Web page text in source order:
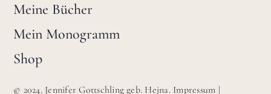
Meine Bücher
Mein Monogramm
Shop
© 2024. Jennifer Gottschling geb. Hejna. Impressum |